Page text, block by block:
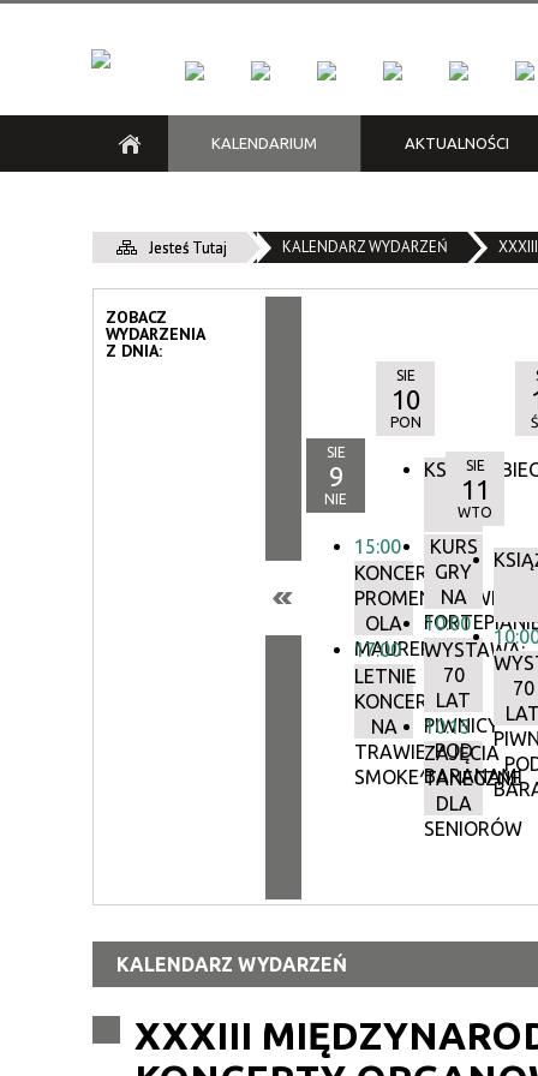
KALENDARIUM AKTUALNOŚCI
Зона Чистого Транспорту
recytatorski poezji noir
Jesteś Tutaj KALENDARZ WYDARZEŃ
ZOBACZ
WYDARZENIA
Z DNIA:
SIE
9
NIE
15:00
KONCERTY
PROMENADOWE:
OLA
MAURER
17:00
LETNIE
KONCERTY
NA
TRAWIE:
SMOKE^BLUES
SIE
10
PON
KURS
GRY
NA
10:00
WYSTAWA:
70
LAT
PIWNICY
POD
BARANAMI
10:15
ZAJĘCIA
TANECZNE
DLA
SENIORÓW
SIE
11
WTO
70
LAT
KALENDARZ WYDARZEŃ
XXXIII